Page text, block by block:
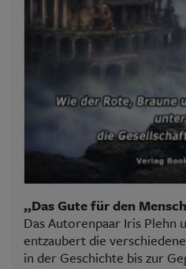
„Das Gute für den
Das Autorenpaar Iris Plehn
entzaubert die
in der Geschichte bis zur